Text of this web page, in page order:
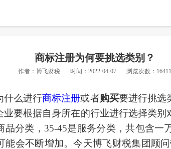
商标注册为何要挑选类别？
作者： 博飞财税 时间：2022-04-07 浏览次数：16411
什么进行商标注册或者购买要进行挑选
业要根据自身所在的行业进行选择类别
品分类，35-45是服务分类，共包含一
能会不断增加。今天博飞财税集团顾